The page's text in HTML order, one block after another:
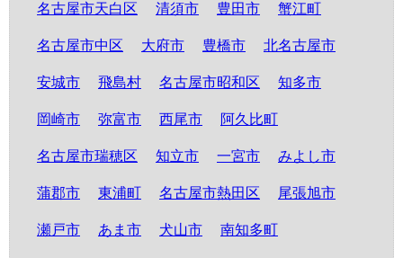
名古屋市天白区 清須市 豊田市 蟹江町
名古屋市中区 大府市 豊橋市 北名古屋市
安城市 飛島村 名古屋市昭和区 知多市
岡崎市 弥富市 西尾市 阿久比町
名古屋市瑞穂区 知立市 一宮市 みよし市
蒲郡市 東浦町 名古屋市熱田区 尾張旭市
瀬戸市 あま市 犬山市 南知多町